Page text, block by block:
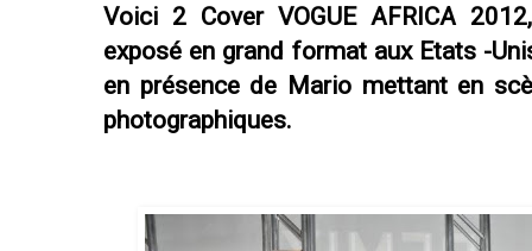
Voici 2 Cover VOGUE AFRICA
exposé en grand format aux Etats -
en présence de Mario mettant en
photographiques.